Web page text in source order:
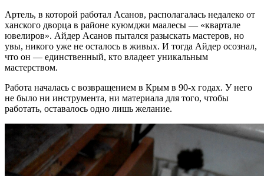
Артель, в которой работал Асанов, располагалась недалеко от
ханского дворца в районе куюмджи маалесы — «квартале
ювелиров». Айдер Асанов пытался разыскать мастеров, но
увы, никого уже не осталось в живых. И тогда Айдер осознал,
что он — единственный, кто владеет уникальным
мастерством.
Работа началась с возвращением в Крым в 90-х годах. У него
не было ни инструмента, ни материала для того, чтобы
работать, оставалось одно лишь желание.